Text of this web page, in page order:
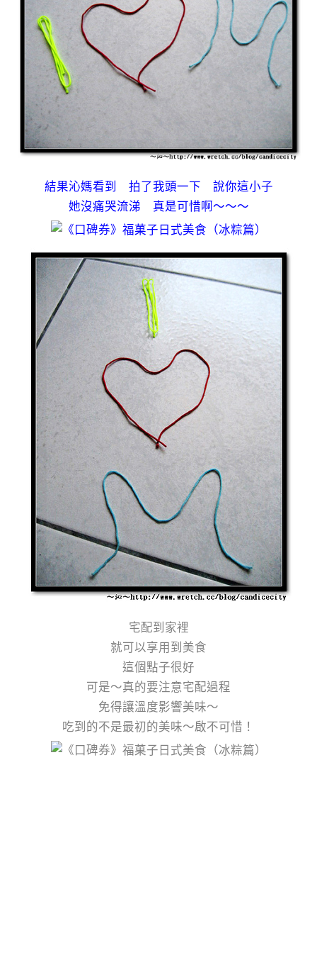
結果沁媽看到 拍了我頭一下 說你這小子
她沒痛哭流涕 真是可惜啊～～～
宅配到家裡
就可以享用到美食
這個點子很好
可是～真的要注意宅配過程
免得讓溫度影響美味～
吃到的不是最初的美味～啟不可惜！